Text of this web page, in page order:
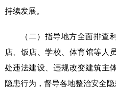
持续发展。
（二）指导地方全面排查
店、饭店、学校、体育馆等人
处违法建设、违规改变建筑主
隐患行为，督导各地整治安全隐